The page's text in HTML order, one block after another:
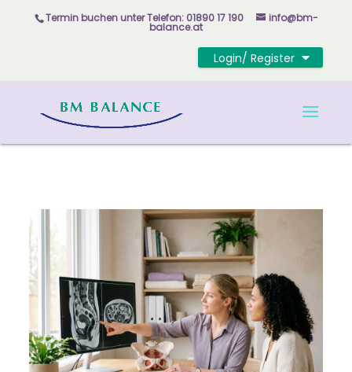
Skip to content
Termin buchen unterTelefon: 01890 17 190 info@bm-
balance.at
Login/ Register